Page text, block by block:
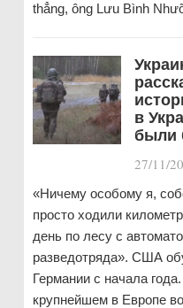
thẳng, ông Lưu Bình
в
были
27/11/
«Ничему особому я,
просто ходили
день по лесу с
разведотряда». США
Германии с начала
крупнейшем в Европе